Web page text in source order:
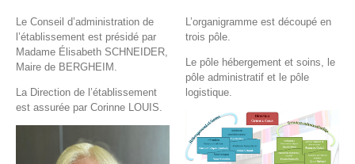
Le Conseil d’administration de
l’établissement est présidé par
Madame Élisabeth SCHNEIDER,
Maire de BERGHEIM.
La Direction de l’établissement
est assurée par Corinne LOUIS.
L’organigramme est découpé en
trois pôle.
Le pôle hébergement et soins, le
pôle administratif et le pôle
logistique.